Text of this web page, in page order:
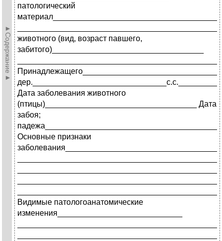
►Содержание►
патологический
животного (вид, возраст павшего,
забитого)___________________________­­_______
Дата заболевания животного
(птицы)__________________________________ Дата
забоя;
Основные признаки
Видимые патологоанатомические
изменения____________________________